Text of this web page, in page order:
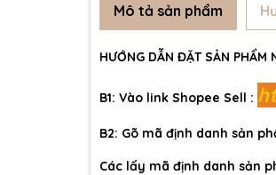
Mô tả sản phẩm
HƯỚNG DẪN ĐẶT SẢN PHẨM
B1: Vào link Shopee Sell :
B2: Gõ mã định danh sản
Các lấy mã định danh sản